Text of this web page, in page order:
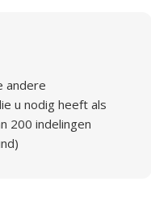
andere
u nodig heeft als
200 indelingen